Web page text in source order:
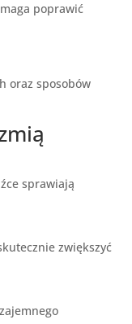
poprawić
oraz sposobów
sprawiają
zwiększyć